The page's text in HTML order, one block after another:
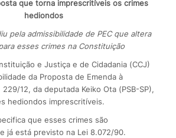
que torna imprescritíveis os crimes
hediondos
pela admissibilidade de PEC que altera
esses crimes na Constituição
e Justiça e de Cidadania (CCJ)
da Proposta de Emenda à
12, da deputada Keiko Ota (PSB-SP),
hediondos imprescritíveis.
que esses crimes são
já está previsto na Lei 8.072/90.